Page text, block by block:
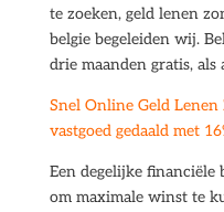
te zoeken, geld lenen
belgie begeleiden wij.
drie maanden gratis, als
Snel Online Geld
vastgoed gedaald met
Een degelijke financiële
om maximale winst te